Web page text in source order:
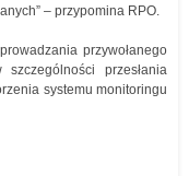
– przypomina RPO.
przywołanego
przesłania
systemu monitoringu